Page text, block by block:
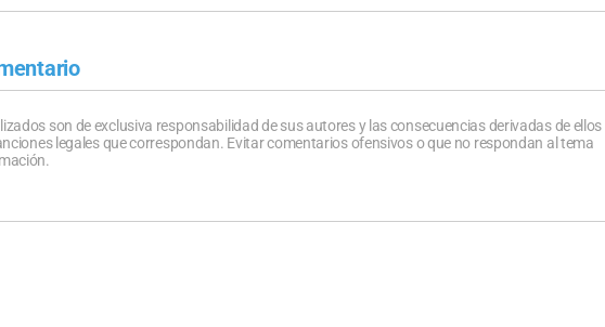
son de exclusiva responsabilidad de sus autores y las consecuencias derivadas de ellos
legales que correspondan. Evitar comentarios ofensivos o que no respondan al tema